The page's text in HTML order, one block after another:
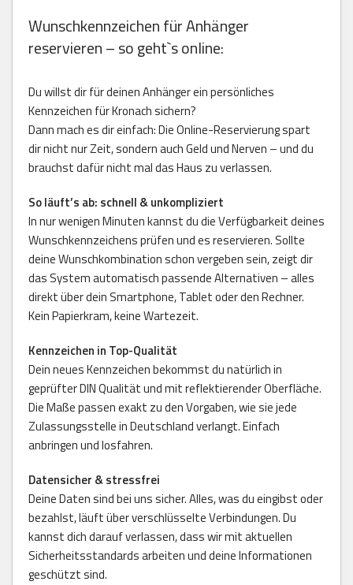
Wunschkennzeichen für Anhänger
reservieren – so geht`s online:
Du willst dir für deinen Anhänger ein persönliches
Kennzeichen für Kronach sichern?
Dann mach es dir einfach: Die Online-Reservierung spart
dir nicht nur Zeit, sondern auch Geld und Nerven – und du
brauchst dafür nicht mal das Haus zu verlassen.
So läuft’s ab: schnell & unkompliziert
In nur wenigen Minuten kannst du die Verfügbarkeit deines
Wunschkennzeichens prüfen und es reservieren. Sollte
deine Wunschkombination schon vergeben sein, zeigt dir
das System automatisch passende Alternativen – alles
direkt über dein Smartphone, Tablet oder den Rechner.
Kein Papierkram, keine Wartezeit.
Kennzeichen in Top-Qualität
Dein neues Kennzeichen bekommst du natürlich in
geprüfter DIN Qualität und mit reflektierender Oberfläche.
Die Maße passen exakt zu den Vorgaben, wie sie jede
Zulassungsstelle in Deutschland verlangt. Einfach
anbringen und losfahren.
Datensicher & stressfrei
Deine Daten sind bei uns sicher. Alles, was du eingibst oder
bezahlst, läuft über verschlüsselte Verbindungen. Du
kannst dich darauf verlassen, dass wir mit aktuellen
Sicherheitsstandards arbeiten und deine Informationen
geschützt sind.